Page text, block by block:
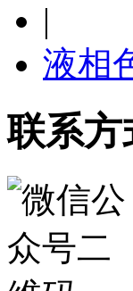
|
液相
联系